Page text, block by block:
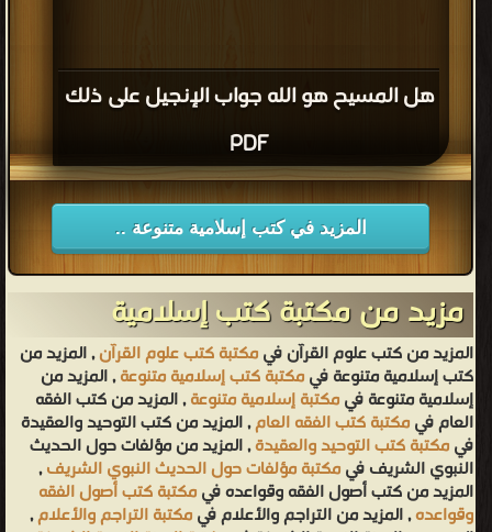
هل المسيح هو الله جواب الإنجيل على ذلك
PDF
المزيد في كتب إسلامية متنوعة ..
مزيد من مكتبة كتب إسلامية
المزيد من كتب علوم القرآن فيمكتبة كتب علوم القرآن, المزيد من
كتب إسلامية متنوعة فيمكتبة كتب إسلامية متنوعة, المزيد من
إسلامية متنوعة فيمكتبة إسلامية متنوعة, المزيد من كتب الفقه
العام فيمكتبة كتب الفقه العام, المزيد من كتب التوحيد والعقيدة
فيمكتبة كتب التوحيد والعقيدة, المزيد من مؤلفات حول الحديث
النبوي الشريف فيمكتبة مؤلفات حول الحديث النبوي الشريف,
المزيد من كتب أصول الفقه وقواعده فيمكتبة كتب أصول الفقه
وقواعده, المزيد من التراجم والأعلام فيمكتبة التراجم والأعلام,